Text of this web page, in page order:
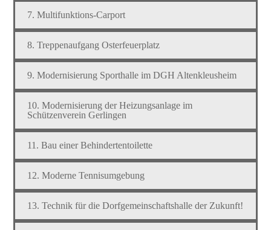
7. Multifunktions-Carport
8. Treppenaufgang Osterfeuerplatz
9. Modernisierung Sporthalle im DGH Altenkleusheim
10. Modernisierung der Heizungsanlage im
Schützenverein Gerlingen
11. Bau einer Behindertentoilette
12. Moderne Tennisumgebung
13. Technik für die Dorfgemeinschaftshalle der Zukunft!